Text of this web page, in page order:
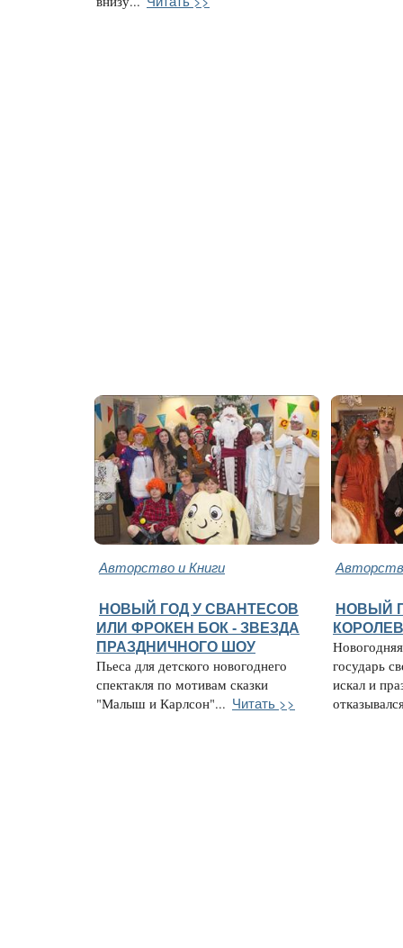
Авторство и Книги
НОВЫЙ ГОД У СВАНТЕСОВ
ИЛИ ФРОКЕН БОК - ЗВЕЗДА
ПРАЗДНИЧНОГО ШОУ
Пьеса для детского новогоднего
спектакля по мотивам сказки
"Малыш и Карлсон"... Читать >>
НОВЫЙ
государь
искал и